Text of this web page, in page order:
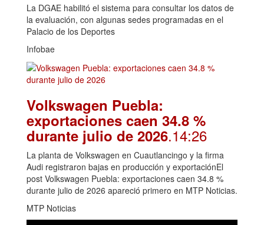
La DGAE habilitó el sistema para consultar los datos de
la evaluación, con algunas sedes programadas en el
Palacio de los Deportes
Infobae
Volkswagen Puebla:
exportaciones caen 34.8 %
durante julio de 2026.14:26
La planta de Volkswagen en Cuautlancingo y la firma
Audi registraron bajas en producción y exportaciónEl
post Volkswagen Puebla: exportaciones caen 34.8 %
durante julio de 2026 apareció primero en MTP Noticias.
MTP Noticias